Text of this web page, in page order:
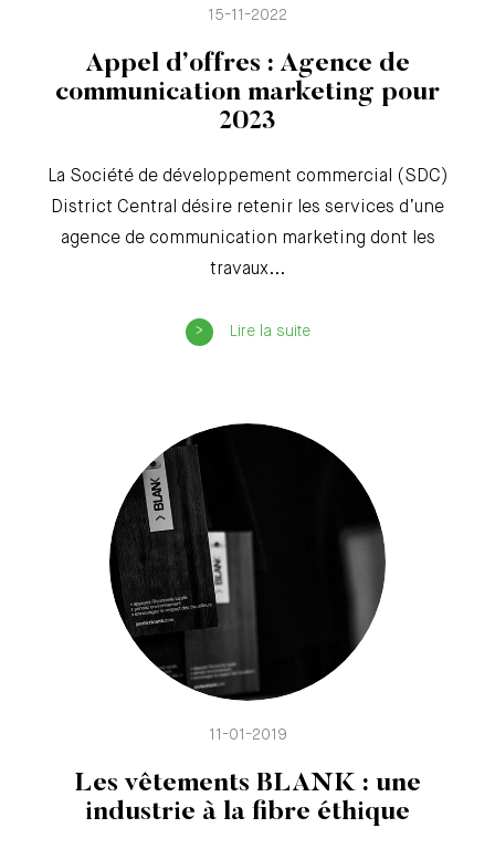
Appel d’offres : Agence de
communication marketing pour
2023
15-11-2022
La Société de développement commercial (SDC)
District Central désire retenir les services d’une
agence de communication marketing dont les
travaux...
Lire la suite
Les vêtements BLANK : une
industrie à la fibre éthique
11-01-2019